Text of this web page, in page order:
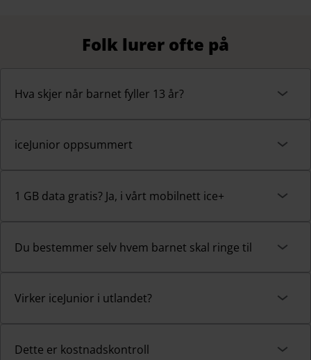
Folk lurer ofte på
Hva skjer når barnet fyller 13 år?
iceJunior oppsummert
1 GB data gratis? Ja, i vårt mobilnett ice+
Du bestemmer selv hvem barnet skal ringe til
Virker iceJunior i utlandet?
Dette er kostnadskontroll